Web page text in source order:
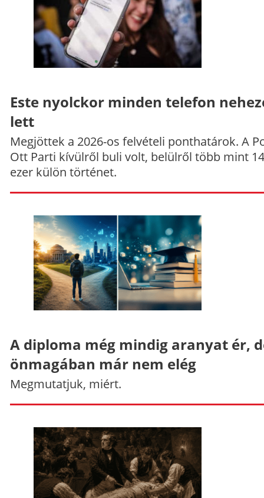
Este nyolckor minden telefon
lett
Megjöttek a 2026-os felvételi ponthatárok. A
Ott Parti kívülről buli volt, belülről több mint
ezer külön történet.
A diploma még mindig aranyat ér,
önmagában már nem elég
Megmutatjuk, miért.